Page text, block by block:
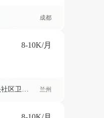
成都
8-10K/月
兰州市安宁区十里店街道桥头社区卫生服务站 兰州